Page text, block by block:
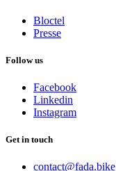
Bloctel
Presse
Follow us
Facebook
Linkedin
Instagram
Get in touch
contact@fada.bike